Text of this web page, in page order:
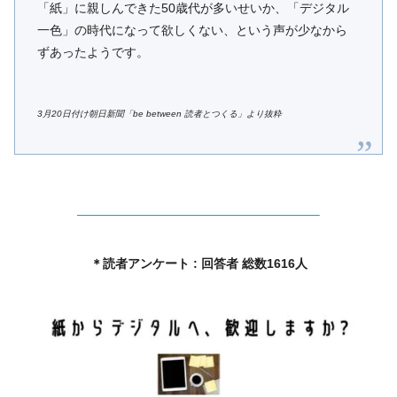
「紙」に親しんできた50歳代が多いせいか、「デジタル
一色」の時代になって欲しくない、という声が少なから
ずあったようです。
3月20日付け朝日新聞「be between 読者とつくる」より抜粋
———————————————————–
＊読者アンケート : 回答者 総数1616人